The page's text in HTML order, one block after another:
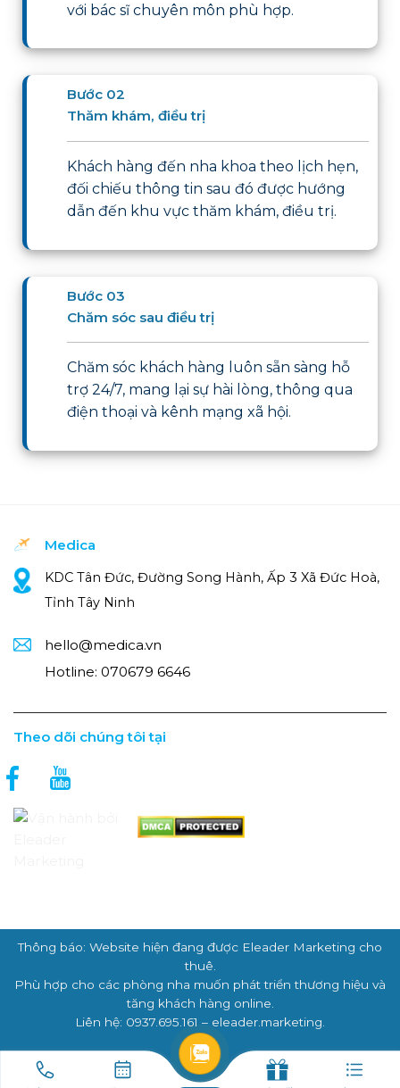
với bác sĩ chuyên môn phù hợp.
Bước 02
Thăm khám, điều trị
Khách hàng đến nha khoa theo lịch hẹn,
đối chiếu thông tin sau đó được hướng
dẫn đến khu vực thăm khám, điều trị.
Bước 03
Chăm sóc sau điều trị
Chăm sóc khách hàng luôn sẵn sàng hỗ
trợ 24/7, mang lại sự hài lòng, thông qua
điện thoại và kênh mạng xã hội.
Medica
KDC Tân Đức, Đường Song Hành, Ấp 3 Xã Đức Hoà,
Tỉnh Tây Ninh
hello@medica.vn
Hotline: 070679 6646
Theo dõi chúng tôi tại
Thông báo: Website hiện đang được Eleader Marketing cho
thuê.
Phù hợp cho các phòng nha muốn phát triển thương hiệu và
tăng khách hàng online.
Liên hệ: 0937.695.161 – eleader.marketing.